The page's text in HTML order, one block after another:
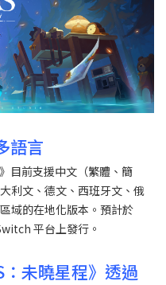
語言
目前支援中文（繁體、簡
利文、德文、西班牙文、俄
域的在地化版本。預計於
平台上發行。
未曉星程》透過